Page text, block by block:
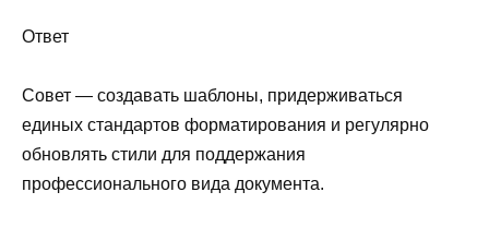
Ответ
Совет — создавать шаблоны, придерживаться
единых стандартов форматирования и регулярно
обновлять стили для поддержания
профессионального вида документа.